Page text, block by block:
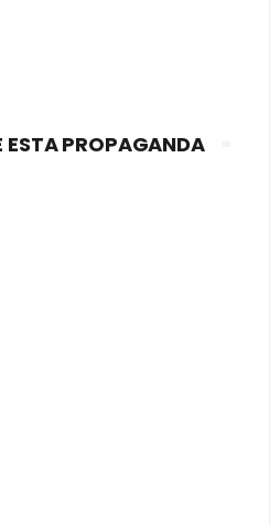
ESTA PROPAGANDA